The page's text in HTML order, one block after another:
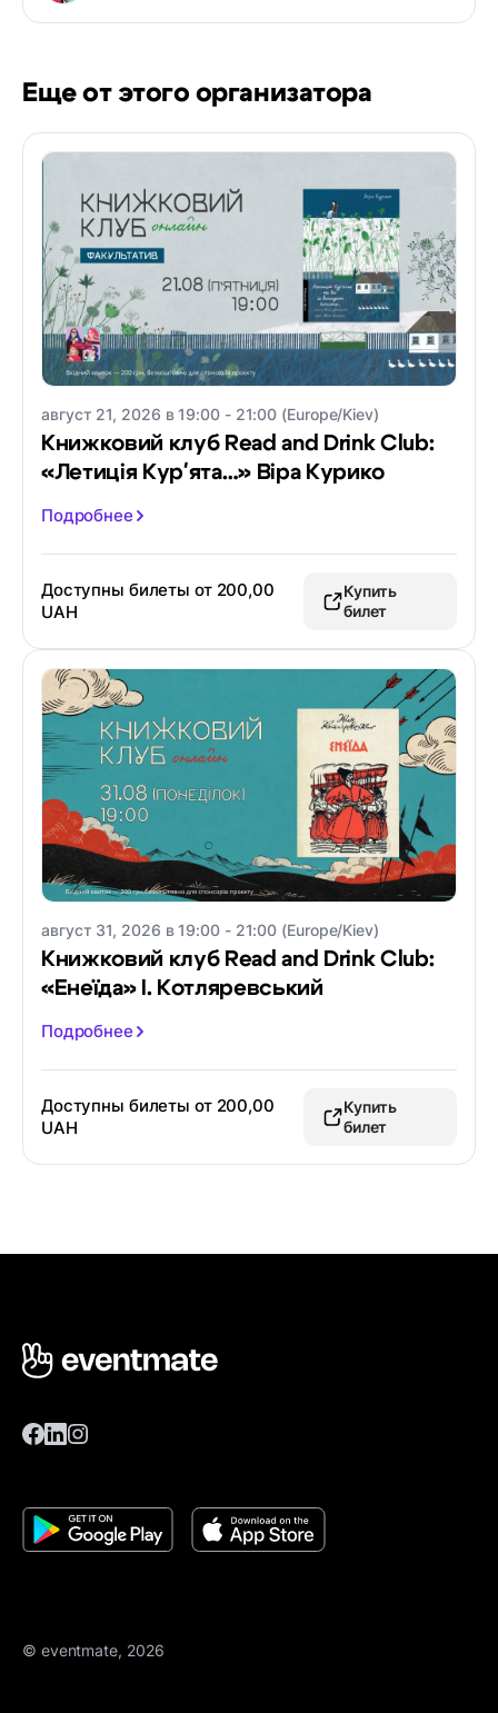
Еще от этого организатора
август 21, 2026 в 19:00 - 21:00 (Europe/Kiev)
Книжковий клуб Read and Drink Club:
«Летиція Кур'ята…» Віра Курико
Подробнее
Доступны билеты от 200,00
UAH
Купить
билет
август 31, 2026 в 19:00 - 21:00 (Europe/Kiev)
Книжковий клуб Read and Drink Club:
«Енеїда» І. Котляревський
Подробнее
Доступны билеты от 200,00
UAH
Купить
билет
© eventmate, 2026